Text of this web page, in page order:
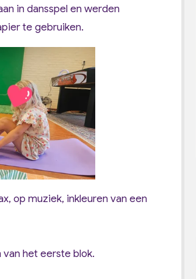
in dansspel en werden
te gebruiken.
op muziek, inkleuren van een
het eerste blok.